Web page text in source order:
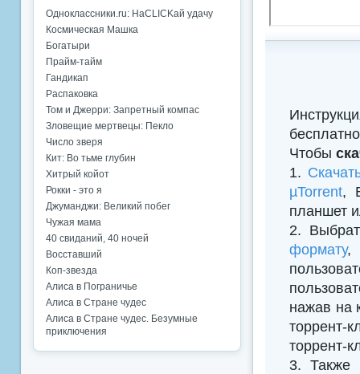
Чтобы
1.
µTorrent,
планшет
2.
формату,
нажав на
торрент-
торрент-
3. Также
Одноклассники.ru: НаCLICKай удачу
Космическая Машка
Богатыри
Прайм-тайм
Гандикап
Распаковка
Том и Джерри: Запретный компас
Зловещие мертвецы: Пекло
Число зверя
Кит: Во тьме глубин
Хитрый койот
Рокки - это я
Джуманджи: Великий побег
Чужая мама
40 свиданий, 40 ночей
Восставший
Коп-звезда
Алиса в Пограничье
Алиса в Стране чудес
Алиса в Стране чудес. Безумные
приключения